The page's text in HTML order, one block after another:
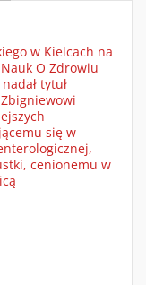
w Kielcach na
O Zdrowiu
tytuł
się w
cenionemu w